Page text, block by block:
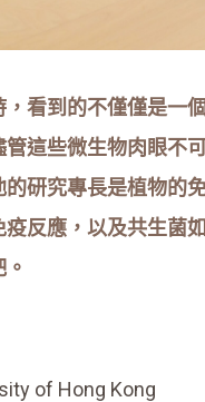
看到的不僅僅是一
這些微生物肉眼
研究專長是植物的
反應，以及共生菌
of Hong Kong